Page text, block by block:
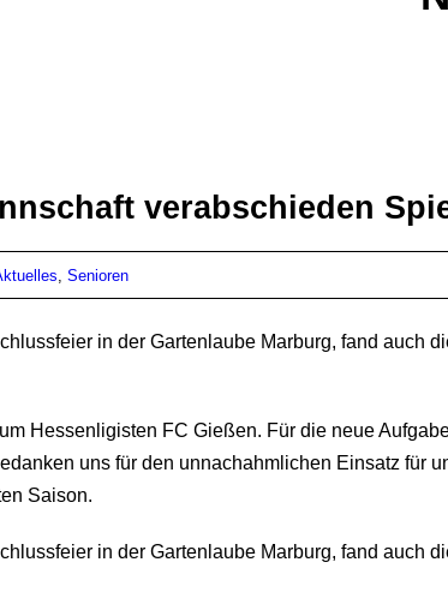
verabschieden
, Senioren
in der Gartenlaube Marburg, fand auch
Hessenligisten FC Gießen. Für die neue
uns für den unnachahmlichen Einsatz für
Saison.
in der Gartenlaube Marburg, fand auch